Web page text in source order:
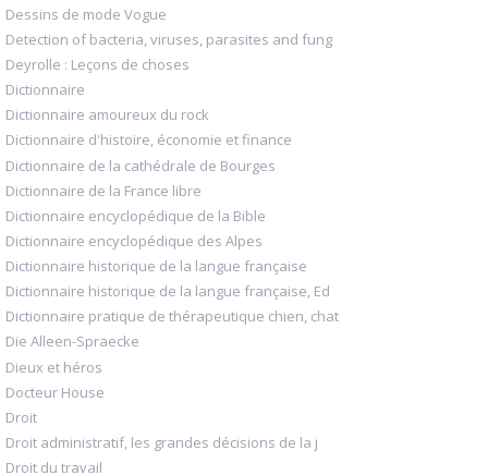
Dessins de mode Vogue
Detection of bacteria, viruses, parasites and fung
Deyrolle : Leçons de choses
Dictionnaire
Dictionnaire amoureux du rock
Dictionnaire d'histoire, économie et finance
Dictionnaire de la cathédrale de Bourges
Dictionnaire de la France libre
Dictionnaire encyclopédique de la Bible
Dictionnaire encyclopédique des Alpes
Dictionnaire historique de la langue française
Dictionnaire historique de la langue française, Ed
Dictionnaire pratique de thérapeutique chien, chat
Die Alleen-Spraecke
Dieux et héros
Docteur House
Droit
Droit administratif, les grandes décisions de la j
Droit du travail